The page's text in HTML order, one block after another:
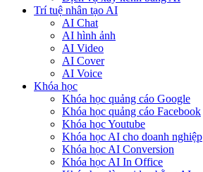
Trí tuệ nhân tạo AI
AI Chat
AI hình ảnh
AI Video
AI Cover
AI Voice
Khóa học
Khóa học quảng cáo Google
Khóa học quảng cáo Facebook
Khóa học Youtube
Khóa học AI cho doanh nghiệp
Khóa học AI Conversion
Khóa học AI In Office